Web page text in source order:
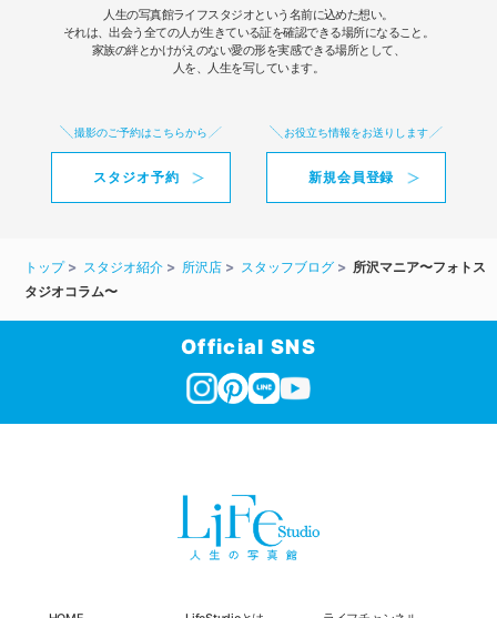
人生の写真館ライフスタジオという名前に込めた想い。
それは、出会う全ての人が生きている証を確認できる場所になること。
家族の絆とかけがえのない愛の形を実感できる場所として、
人を、人生を写しています。
撮影のご予約はこちらから
スタジオ予約
お役立ち情報をお送りします
新規会員登録
トップ スタジオ紹介 所沢店 スタッフブログ
所沢マニア〜フォトス
タジオコラム〜
Official SNS